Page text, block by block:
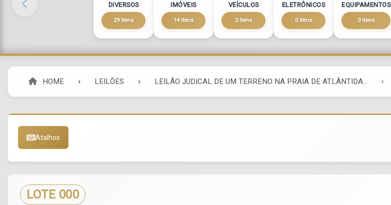
DIVERSOS
29 itens
IMÓVEIS
14 itens
VEÍCULOS
2 itens
ELETRÔNICOS
0 itens
EQUIPAMENTOS
0 itens
HOME LEILÕES LEILÃO JUDICAL DE UM TERRENO NA PRAIA DE ATLÂNTIDA...
Atalhos
LOTE 000